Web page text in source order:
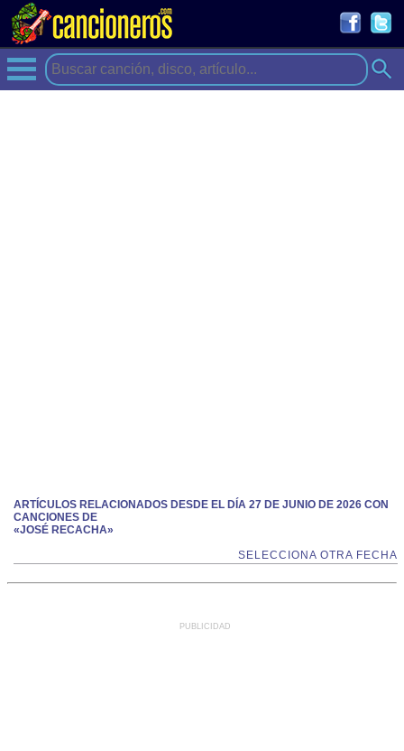
ARTÍCULOS RELACIONADOS DESDE EL DÍA 27 DE JUNIO DE 2026 CON
CANCIONES DE
«JOSÉ RECACHA»
SELECCIONA OTRA FECHA
PUBLICIDAD